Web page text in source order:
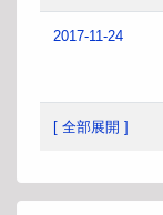
2017-11-24
[ 全部展開 ]